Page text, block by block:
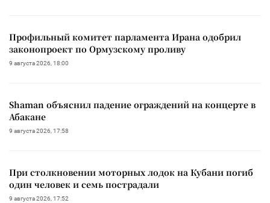
Профильный комитет парламента Ирана одобрил
законопроект по Ормузскому проливу
9 августа 2026, 18:00
Shaman объяснил падение ограждений на концерте в
Абакане
9 августа 2026, 17:58
При столкновении моторных лодок на Кубани погиб
один человек и семь пострадали
9 августа 2026, 17:52